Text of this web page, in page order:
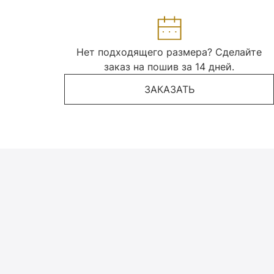
Нет подходящего размера? Сделайте
заказ на пошив за 14 дней.
ЗАКАЗАТЬ